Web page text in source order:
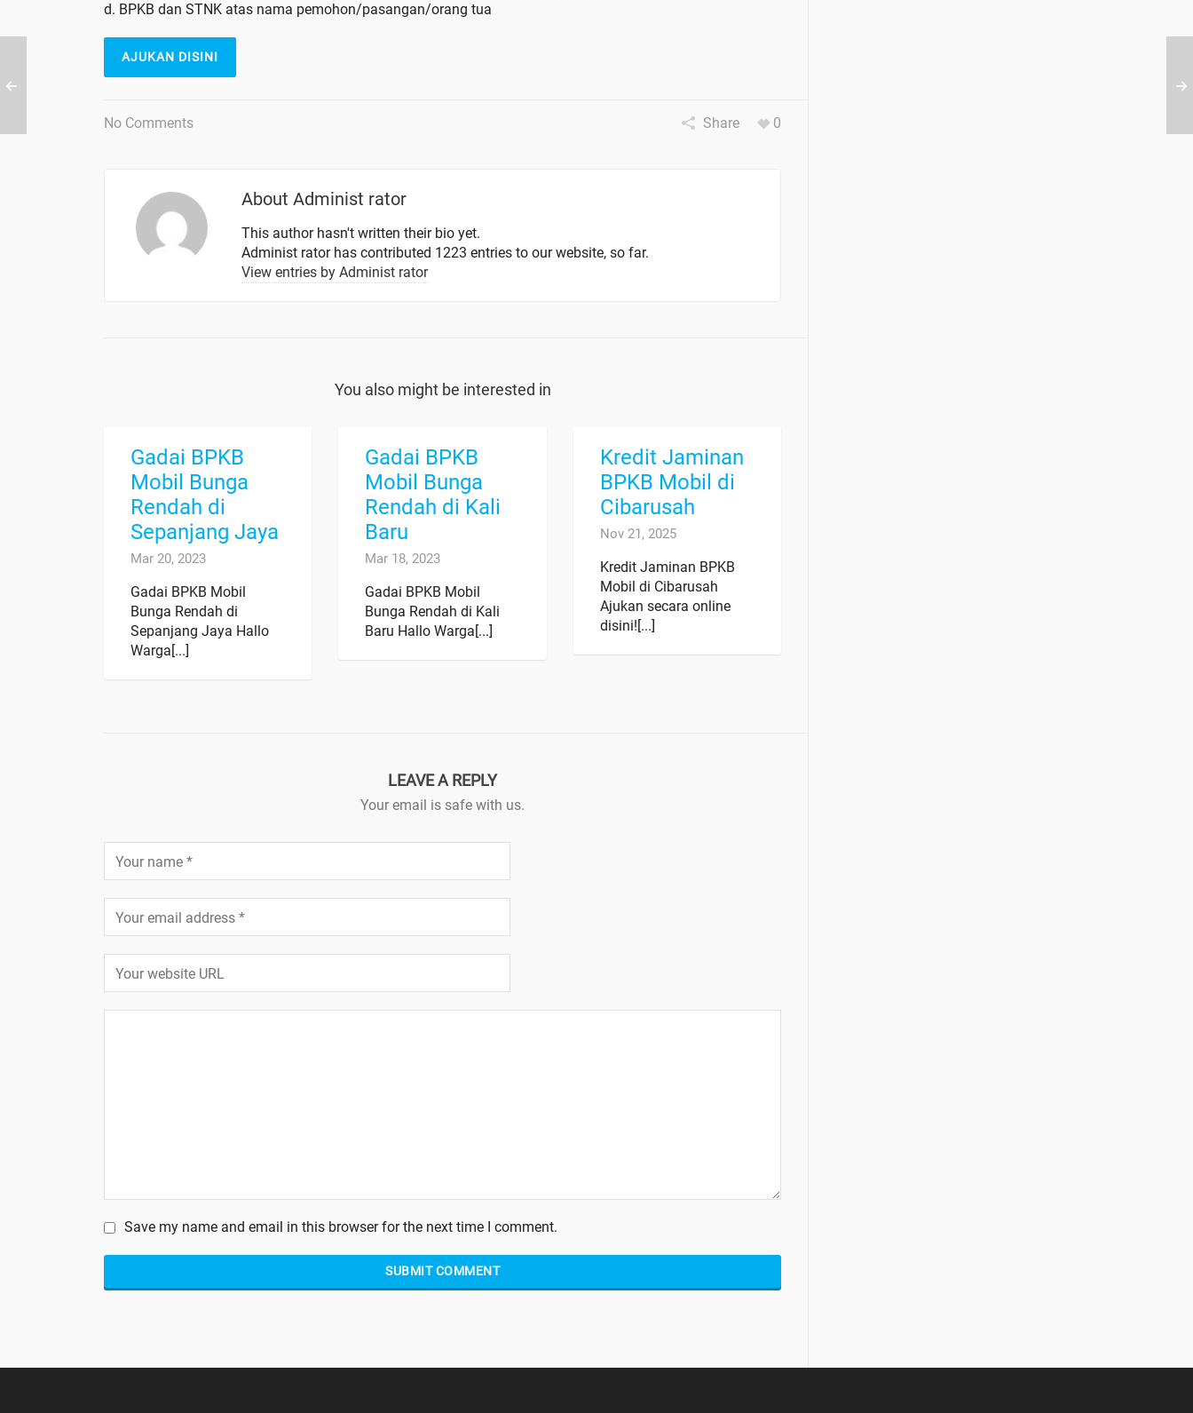
d. BPKB dan STNK atas nama pemohon/pasangan/orang tua
AJUKAN DISINI
No Comments Share 0
About Administ rator
This author hasn't written their bio yet.
Administ ratorhas contributed 1223 entries to our website, so far.
View entries by Administ rator
You also might be interested in
Gadai BPKB
Mobil Bunga
Rendah di
Sepanjang Jaya
Mar 20, 2023
Gadai BPKB Mobil
Bunga Rendah di
Sepanjang Jaya Hallo
Warga[...]
Gadai BPKB
Mobil Bunga
Rendah di Kali
Baru
Mar 18, 2023
Gadai BPKB Mobil
Bunga Rendah di Kali
Baru Hallo Warga[...]
Kredit Jaminan
BPKB Mobil di
Cibarusah
Nov 21, 2025
Kredit Jaminan BPKB
Mobil di Cibarusah
Ajukan secara online
disini![...]
LEAVE A REPLY
Your email is safe with us.
Save my name and email in this browser for the next time I comment.